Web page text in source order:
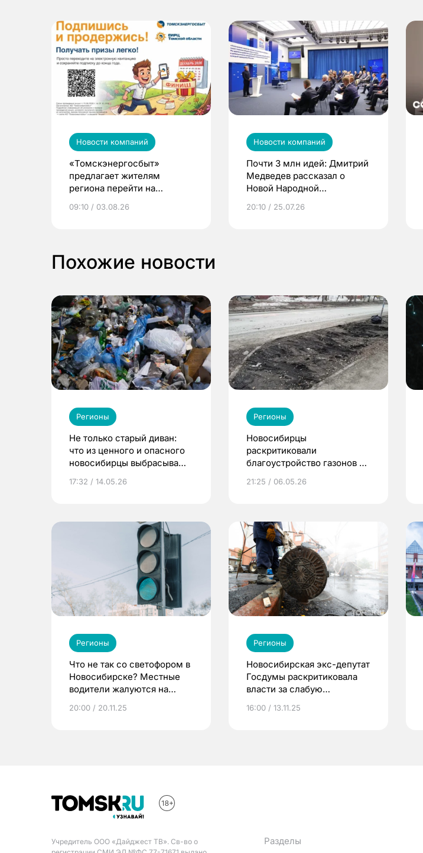
Новости компаний
«Томскэнергосбыт»
предлагает жителям
региона перейти на
выиграть призы
09:10 / 03.08.26
Новости компаний
Почти 3 млн идей: Дмитрий
Медведев рассказал о
Новой Народной
20:10 / 25.07.26
Похожие новости
Регионы
Не только старый диван:
что из ценного и опасного
новосибирцы выбрасывают
17:32 / 14.05.26
Регионы
Новосибирцы
раскритиковали
благоустройство газонов в
21:25 / 06.05.26
Регионы
Что не так со светофором в
Новосибирске? Местные
водители жалуются на
20:00 / 20.11.25
Регионы
Новосибирская экс-депутат
Госдумы раскритиковала
власти за слабую
16:00 / 13.11.25
Учредитель ООО «Дайджест ТВ». Св-во о
Разделы